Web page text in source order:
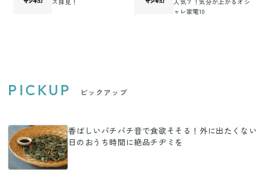
ャレ家電10
PICKUP ピックアップ
香ばしいパチパチ音で食欲そそる！外に出たくない
日のおうち時間に絶品チヂミを